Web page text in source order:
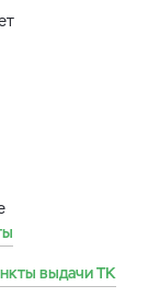
выдачи ТК